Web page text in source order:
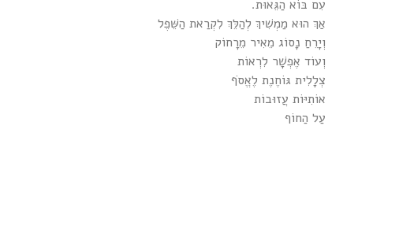
עִם בּוֹא הַגֵּאוּת.
אַךְ הוּא מַמְשִׁיךְ לְהַלֵּךְ לִקְרַאת הַשֵּׁפֶל
וְיָרֵחַ נָסוֹג מֵאִיר מֵרָחוֹק
וְעוֹד אֶפְשָׁר לִרְאוֹת
צְלָלִית גּוֹחֶנֶת לֶאֱסֹף
אוֹתִיּוֹת עֲזוּבוֹת
עַל הַחוֹף